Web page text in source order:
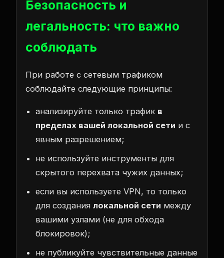
Безопасность и
легальность: что важно
соблюдать
При работе с сетевым трафиком
соблюдайте следующие принципы:
анализируйте только трафик в
пределах вашей локальной сети и с
явным разрешением;
не используйте инструменты для
скрытого перехвата чужих данных;
если вы используете VPN, то только
для создания локальной сети между
вашими узлами (не для обхода
блокировок);
не публикуйте чувствительные данные